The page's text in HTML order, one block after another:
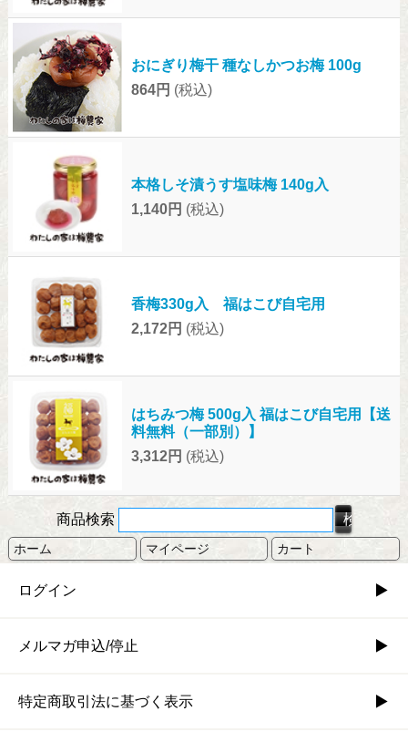
おにぎり梅干 種なしかつお梅 100g
864円 (税込)
本格しそ漬うす塩味梅 140g入
1,140円 (税込)
香梅330g入 福はこび自宅用
2,172円 (税込)
はちみつ梅 500g入 福はこび自宅用【送
料無料（一部別）】
3,312円 (税込)
商品検索
ホーム マイページ カート
ログイン
メルマガ申込/停止
特定商取引法に基づく表示